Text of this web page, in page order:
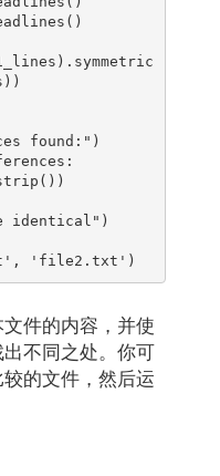
件的内容，并使
不同之处。你可
的文件，然后运